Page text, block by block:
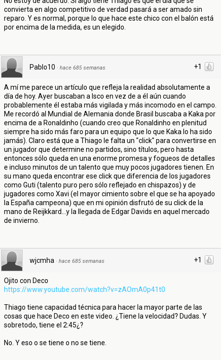
convierta en algo competitivo de verdad pasará a ser amado sin
reparo. Y es normal, porque lo que hace este chico con el balón está
por encima de la medida, es un elegido.
+1
Pablo10 · hace 685 semanas
A mí me parece un artículo que refleja la realidad absolutamente a
día de hoy. Ayer buscaban a Isco en vez de a él aún cuando
probablemente él estaba más vigilada y más incomodo en el campo.
Me recordó al Mundial de Alemania donde Brasil buscaba a Kaka por
encima de a Ronaldinho (cuando creo que Ronaldinho en plenitud
siempre ha sido más faro para un equipo que lo que Kaka lo ha sido
jamás). Claro está que a Thiago le falta un "click" para convertirse en
un jugador que determine no partidos, sino títulos, pero hasta
entonces sólo queda en una enorme promesa y fogueos de detalles
e incluso minutos de un talento que muy pocos jugadores tienen. En
su mano queda encontrar ese click que diferencia de los jugadores
como Guti (talento puro pero sólo reflejado en chispazos) y de
jugadores como Xavi (el mayor cimiento sobre el que se ha apoyado
la España campeona) que en mi opinión disfrutó de su click de la
mano de Reijkkard...y la llegada de Edgar Davids en aquel mercado
de invierno.
+1
wjcmha · hace 685 semanas
Ojito con Deco
https://www.youtube.com/watch?v=zAOmA0p41t0
Thiago tiene capacidad técnica para hacer la mayor parte de las
cosas que hace Deco en este video. ¿Tiene la velocidad? Dudas. Y
sobretodo, tiene el 2:45¿?
No. Y eso o se tiene o no se tiene.